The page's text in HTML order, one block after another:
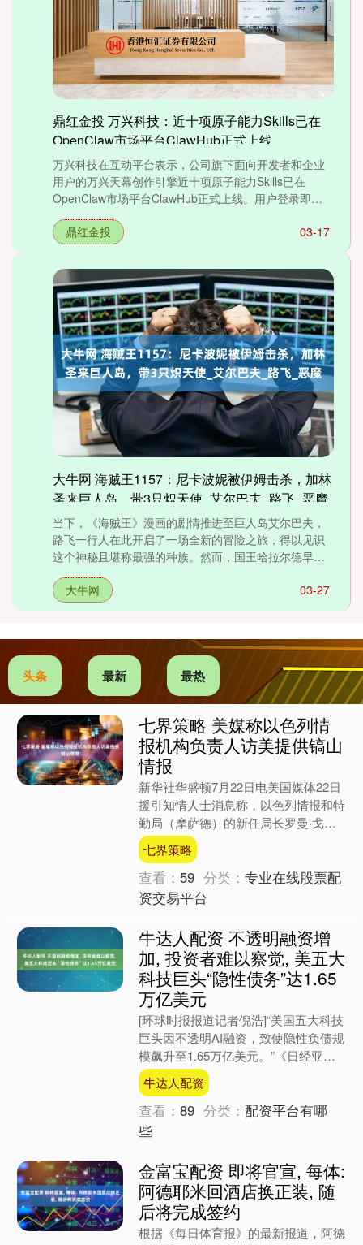
鼎红金投 万兴科技：近十项原子能力Skills已在
OpenClaw市场平台ClawHub正式上线
万兴科技在互动平台表示，公司旗下面向开发者和企业
用户的万兴天幕创作引擎近十项原子能力Skills已在
OpenClaw市场平台ClawHub正式上线。用户登录即
可....
03-17
鼎红金投
大牛网 海贼王1157：尼卡波妮被伊姆击杀，加林
圣来巨人岛，带3只炽天使_艾尔巴夫_路飞_恶魔
当下，《海贼王》漫画的剧情推进至巨人岛艾尔巴夫，
路飞一行人在此开启了一场全新的冒险之旅，得以见识
这个神秘且堪称最强的种族。然而，国王哈拉尔德早在
03-27
大牛网
头条 最新 最热
七界策略 美媒称以色列情
报机构负责人访美提供镐山
情报
新华社华盛顿7月22日电美国媒体22日
援引知情人士消息称，以色列情报和特
勤局（摩萨德）的新任局长罗曼·戈夫
曼于两周前访问美国华盛顿，就伊朗地
区局势和伊朗核计划相....
七界策略
查看：59 分类：专业在线股票配
资交易平台
牛达人配资 不透明融资增
加, 投资者难以察觉, 美五大
科技巨头“隐性债务”达1.65
万亿美元
[环球时报报道记者倪浩]“美国五大科技
巨头因不透明AI融资，致使隐性负债规
模飙升至1.65万亿美元。”《日经亚洲
评论》21日报道称，最新研究显示，
数据中心租赁和....
牛达人配资
查看：89 分类：配资平台有哪
些
金富宝配资 即将官宣, 每体:
阿德耶米回酒店换正装, 随
后将完成签约
根据《每日体育报》的最新报道，阿德